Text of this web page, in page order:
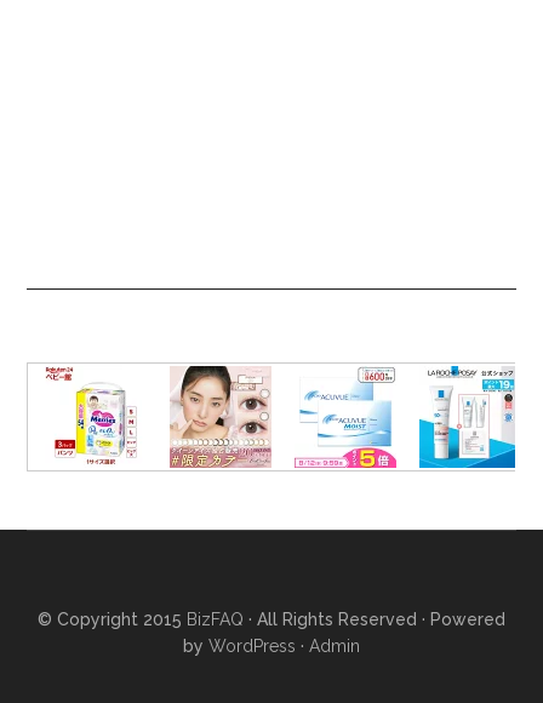
© Copyright 2015 BizFAQ · All Rights Reserved · Powered
by WordPress · Admin